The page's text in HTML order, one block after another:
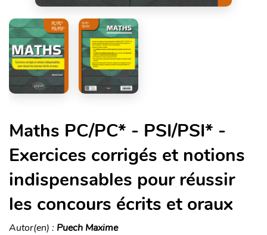
Maths PC/PC* - PSI/PSI* -
Exercices corrigés et notions
indispensables pour réussir
les concours écrits et oraux
Autor(en) : Puech Maxime